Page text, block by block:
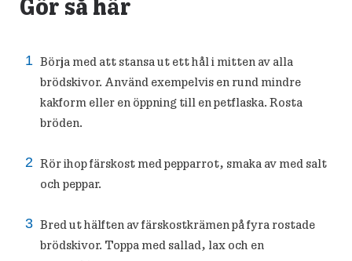
Börja med att stansa ut ett hål i mitten av alla
brödskivor. Använd exempelvis en rund mindre
kakform eller en öppning till en petflaska. Rosta
bröden.
Rör ihop färskost med pepparrot, smaka av med salt
och peppar.
Bred ut hälften av färskostkrämen på fyra rostade
brödskivor. Toppa med sallad, lax och en